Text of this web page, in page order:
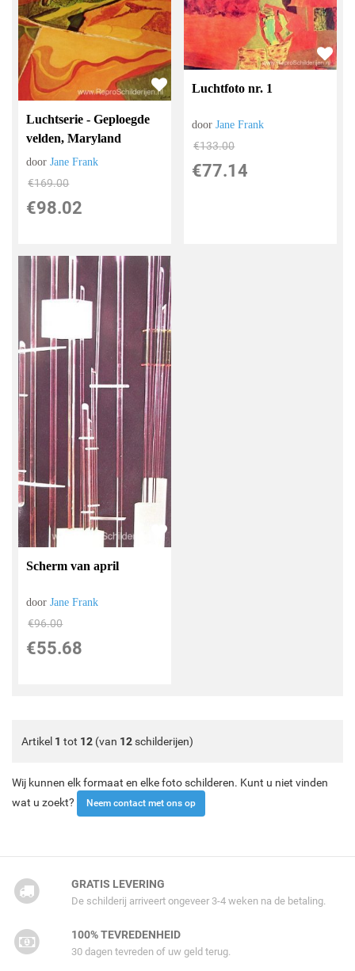
Luchtserie - Geploegde
velden, Maryland
doorJane Frank
€169.00
€98.02
Luchtfoto nr. 1
doorJane Frank
€133.00
€77.14
Scherm van april
doorJane Frank
€96.00
€55.68
Artikel 1 tot 12 (van 12schilderijen)
Wij kunnen elk formaat en elke foto schilderen. Kunt u niet vinden
wat u zoekt?
Neem contact met ons op
GRATIS LEVERING
De schilderij arriveert ongeveer 3-4 weken na de betaling.
100% TEVREDENHEID
30 dagen tevreden of uw geld terug.